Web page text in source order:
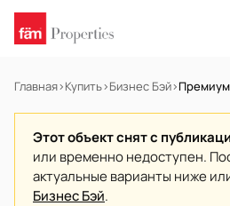
Главная›Купить›Бизнес Бэй›
Этот объект снят с
или временно недоступен.
актуальные варианты ниже
Бизнес Бэй.